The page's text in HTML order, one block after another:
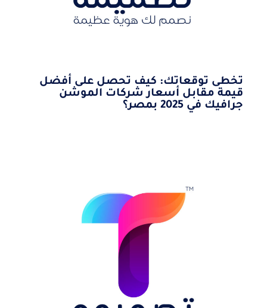
تخطى توقعاتك: كيف تحصل على أفضل
قيمة مقابل أسعار شركات الموشن
جرافيك في 2025 بمصر؟